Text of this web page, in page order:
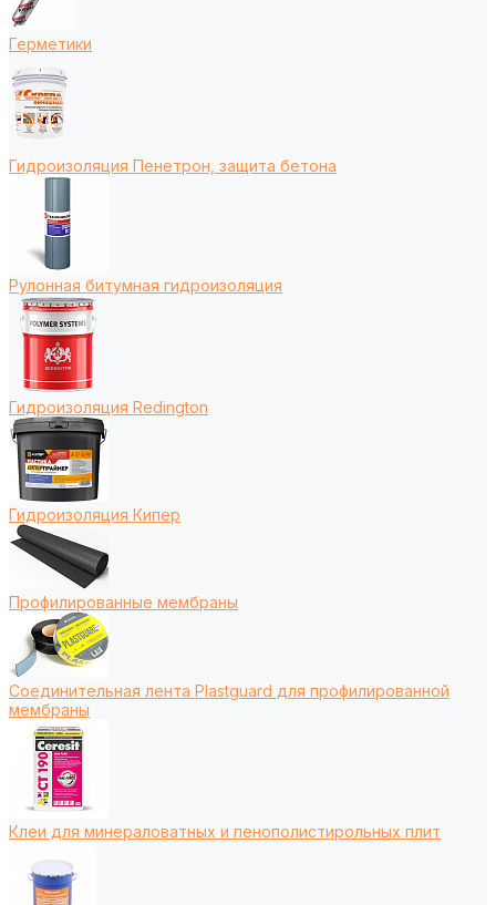
Герметики
Гидроизоляция Пенетрон, защита бетона
Рулонная битумная гидроизоляция
Гидроизоляция Redington
Гидроизоляция Кипер
Профилированные мембраны
Соединительная лента Plastguard для профилированной
мембраны
Клеи для минераловатных и пенополистирольных плит